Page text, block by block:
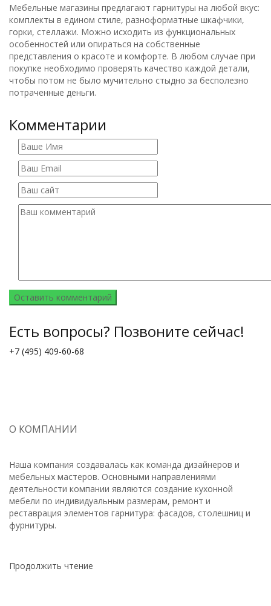
Мебельные магазины предлагают гарнитуры на любой вкус:
комплекты в едином стиле, разноформатные шкафчики,
горки, стеллажи. Можно исходить из функциональных
особенностей или опираться на собственные
представления о красоте и комфорте. В любом случае при
покупке необходимо проверять качество каждой детали,
чтобы потом не было мучительно стыдно за бесполезно
потраченные деньги.
Комментарии
Есть вопросы? Позвоните сейчас!
+7 (495) 409-60-68
О КОМПАНИИ
Наша компания создавалась как команда дизайнеров и
мебельных мастеров. Основными направлениями
деятельности компании являются создание кухонной
мебели по индивидуальным размерам, ремонт и
реставрация элементов гарнитура: фасадов, столешниц и
фурнитуры.
Продолжить чтение